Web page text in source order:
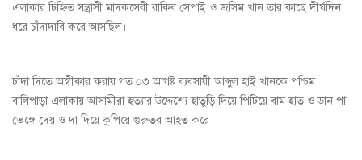
এলাকার চিহ্নিত সন্ত্রাসী মাদকসেবী রাকিব সেপাই ও জসিম খান তার কাছে দীর্ঘদিন
ধরে চাঁদাদাবি করে আসছিল।
চাঁদা দিতে অস্বীকার করায় গত ০৩ আগষ্ট ব্যবসায়ী আব্দুল হাই খানকে পশ্চিম
বালিপাড়া এলাকায় আসামীরা হত্যার উদ্দেশ্যে হাতুড়ি দিয়ে পিটিয়ে বাম হাত ও ডান পা
ভেঙ্গে দেয় ও দা দিয়ে কুপিয়ে গুরুতর আহত করে।